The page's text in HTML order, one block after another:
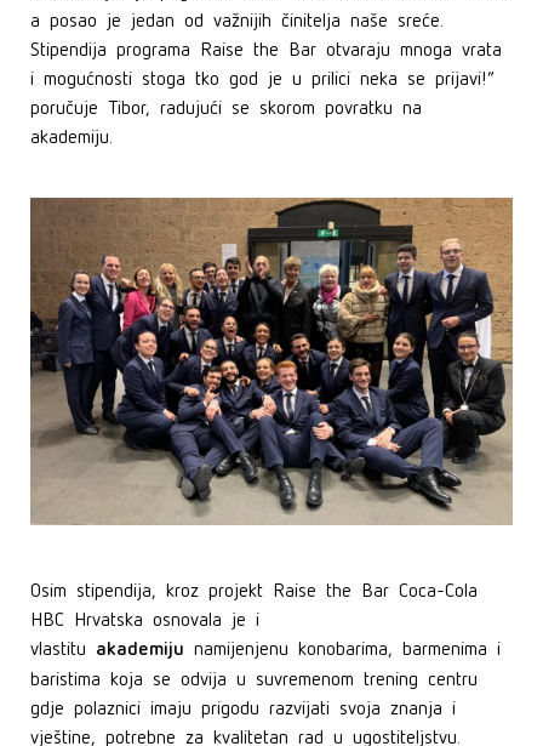
a posao je jedan od važnijih činitelja naše sreće.
Stipendija programa Raise the Bar otvaraju mnoga vrata
i mogućnosti stoga tko god je u prilici neka se prijavi!“
poručuje Tibor, radujući se skorom povratku na
akademiju.
Osim stipendija, kroz projekt Raise the Bar Coca-Cola
HBC Hrvatska osnovala je i
vlastitu akademiju namijenjenu konobarima, barmenima i
baristima koja se odvija u suvremenom trening centru
gdje polaznici imaju prigodu razvijati svoja znanja i
vještine, potrebne za kvalitetan rad u ugostiteljstvu.